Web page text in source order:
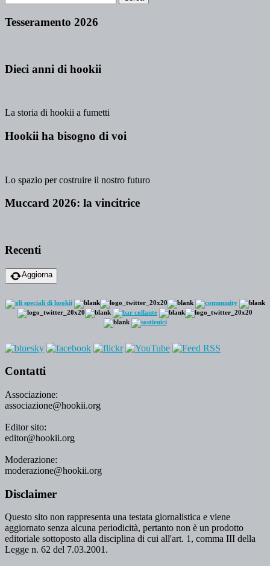
Tesseramento 2026
Dieci anni di hookii
La storia di hookii a fumetti
Hookii ha bisogno di voi
Lo spazio per costruire il nostro futuro
Muccard 2026: la vincitrice
Recenti
Aggiorna
Contatti
Associazione:
associazione@hookii.org
Editor sito:
editor@hookii.org
Moderazione:
moderazione@hookii.org
Disclaimer
Questo sito non rappresenta una testata giornalistica e viene
aggiornato senza alcuna periodicità, pertanto non è un prodotto
editoriale sottoposto alla disciplina di cui all'art. 1, comma III della
Legge n. 62 del 7.03.2001.